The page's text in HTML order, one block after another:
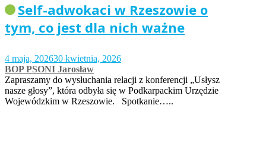
Self-adwokaci w Rzeszowie o
tym, co jest dla nich ważne
4 maja, 202630 kwietnia, 2026
BOP PSONI Jarosław
Zapraszamy do wysłuchania relacji z konferencji „Usłysz
nasze głosy”, która odbyła się w Podkarpackim Urzędzie
Wojewódzkim w Rzeszowie. Spotkanie…..